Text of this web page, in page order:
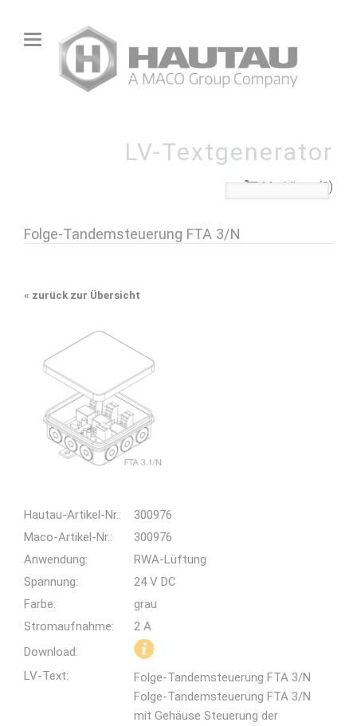
LV-Textgenerator
Merkliste (0)
Folge-Tandemsteuerung FTA 3/N
« zurück zur Übersicht
Hautau-Artikel-Nr.:
300976
Maco-Artikel-Nr.:
300976
Anwendung:
RWA-Lüftung
Spannung:
24 V DC
Farbe:
grau
Stromaufnahme:
2 A
Download:
LV-Text:
Folge-Tandemsteuerung FTA 3/N
Folge-Tandemsteuerung FTA 3/N
mit Gehäuse Steuerung der